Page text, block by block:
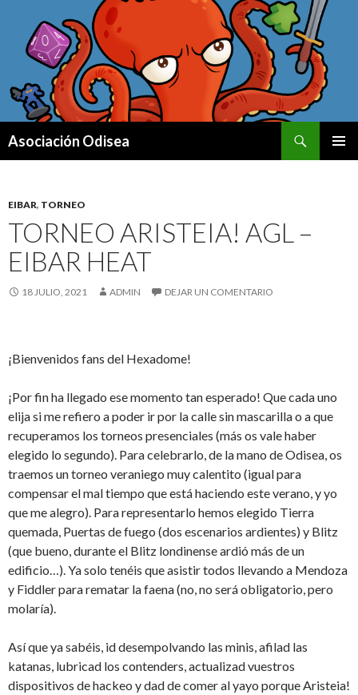
Asociación Odisea
EIBAR, TORNEO
TORNEO ARISTEIA! AGL –
EIBAR HEAT
18 JULIO, 2021 ADMIN DEJAR UN COMENTARIO
¡Bienvenidos fans del Hexadome!
¡Por fin ha llegado ese momento tan esperado! Que cada uno
elija si me refiero a poder ir por la calle sin mascarilla o a que
recuperamos los torneos presenciales (más os vale haber
elegido lo segundo). Para celebrarlo, de la mano de Odisea, os
traemos un torneo veraniego muy calentito (igual para
compensar el mal tiempo que está haciendo este verano, y yo
que me alegro). Para representarlo hemos elegido Tierra
quemada, Puertas de fuego (dos escenarios ardientes) y Blitz
(que bueno, durante el Blitz londinense ardió más de un
edificio…). Ya solo tenéis que asistir todos llevando a Mendoza
y Fiddler para rematar la faena (no, no será obligatorio, pero
molaría).
Así que ya sabéis, id desempolvando las minis, afilad las
katanas, lubricad los contenders, actualizad vuestros
dispositivos de hackeo y dad de comer al yayo porque Aristeia!